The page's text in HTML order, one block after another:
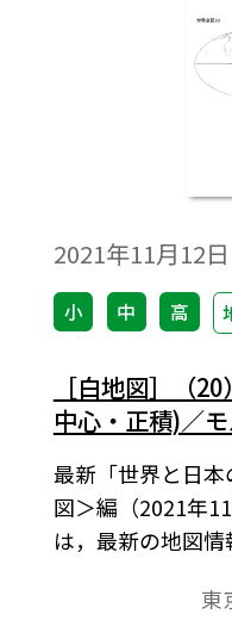
2021年11月12日
小 中 高
［白地図］（
中心・正積)／
最新「世界と日
図＞編（2021年
は，最新の地図
ワークシート作東